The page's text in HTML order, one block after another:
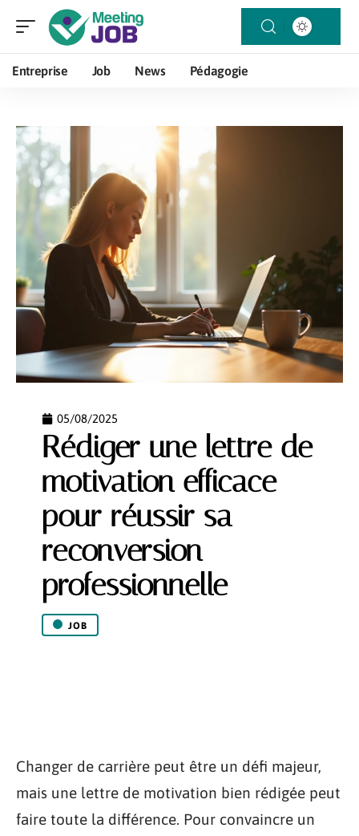
Entreprise Job News Pédagogie
05/08/2025
Rédiger une lettre de
motivation efficace
pour réussir sa
reconversion
professionnelle
JOB
Changer de carrière peut être un défi majeur,
mais une lettre de motivation bien rédigée peut
faire toute la différence. Pour convaincre un